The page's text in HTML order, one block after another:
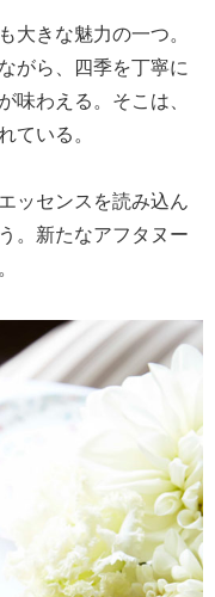
大きな魅力の一つ。
がら、四季を丁寧に
わえる。そこは、
いる。
ッセンスを読み込ん
。新たなアフタヌー